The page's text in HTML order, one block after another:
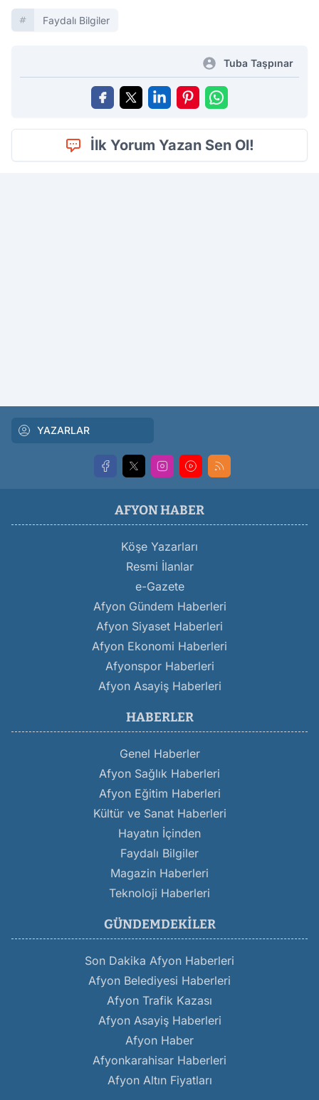
Faydalı Bilgiler
Tuba Taşpınar
İlk Yorum Yazan Sen Ol!
YAZARLAR
AFYON HABER
Köşe Yazarları
Resmi İlanlar
e-Gazete
Afyon Gündem Haberleri
Afyon Siyaset Haberleri
Afyon Ekonomi Haberleri
Afyonspor Haberleri
Afyon Asayiş Haberleri
HABERLER
Genel Haberler
Afyon Sağlık Haberleri
Afyon Eğitim Haberleri
Kültür ve Sanat Haberleri
Hayatın İçinden
Faydalı Bilgiler
Magazin Haberleri
Teknoloji Haberleri
GÜNDEMDEKILER
Son Dakika Afyon Haberleri
Afyon Belediyesi Haberleri
Afyon Trafik Kazası
Afyon Asayiş Haberleri
Afyon Haber
Afyonkarahisar Haberleri
Afyon Altın Fiyatları